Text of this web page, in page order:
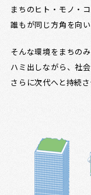
まちのヒト・モノ・
誰もが同じ方角を向い
そんな環境をまちの
ハミ出しながら、社
さらに次代へと持続